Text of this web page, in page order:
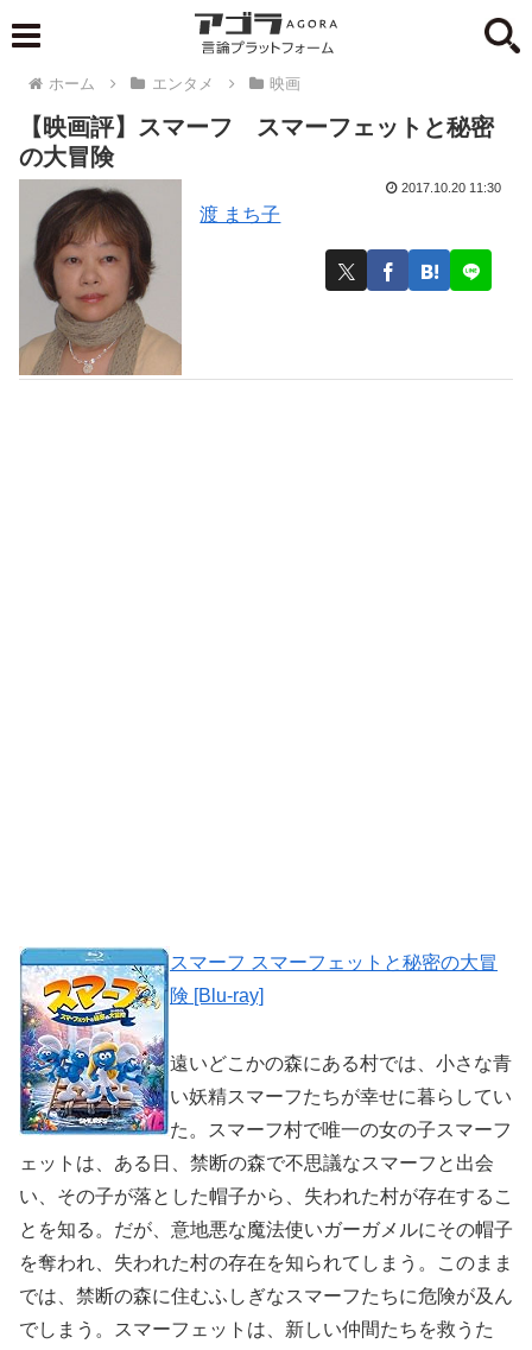
ホーム エンタメ 映画
【映画評】スマーフ スマーフェットと秘密
の大冒険
渡 まち子
2017.10.20 11:30
スマーフ スマーフェットと秘密の大冒
険 [Blu-ray]
遠いどこかの森にある村では、小さな青
い妖精スマーフたちが幸せに暮らしてい
た。スマーフ村で唯一の女の子スマーフ
ェットは、ある日、禁断の森で不思議なスマーフと出会
い、その子が落とした帽子から、失われた村が存在するこ
とを知る。だが、意地悪な魔法使いガーガメルにその帽子
を奪われ、失われた村の存在を知られてしまう。このまま
では、禁断の森に住むふしぎなスマーフたちに危険が及ん
でしまう。スマーフェットは、新しい仲間たちを救うた